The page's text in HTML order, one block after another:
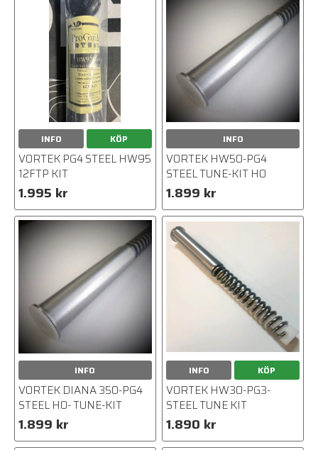
INFO KÖP
VORTEK PG4 STEEL HW95
12FTP KIT
1.995 kr
INFO
VORTEK HW50-PG4
STEEL TUNE-KIT HO
1.899 kr
INFO
VORTEK DIANA 350-PG4
STEEL HO- TUNE-KIT
1.899 kr
INFO KÖP
VORTEK HW30-PG3-
STEEL TUNE KIT
1.890 kr